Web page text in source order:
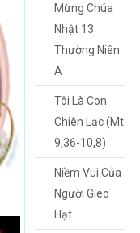
Mừng Chúa
Nhật 13
Thường Niên
A
Tôi Là Con
Chiên Lạc (Mt
9,36-10,8)
Niềm Vui Của
Người Gieo
Hạt